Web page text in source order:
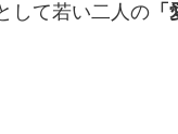
して若い二人の「